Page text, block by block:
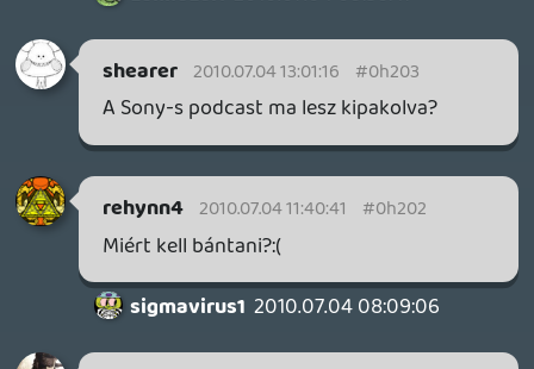
Ganotron 2010.07.03 16:14:32 #0h1zv
persze volt pár dolog amire azt mondtam,
hogy jó lenne, de valahogy mégsem
a zsebemben landol majd.
A robotmajom külön teljesen oké, de így,
hogy belepofázik, rontja a podcast
élményét . Nem jár neki se banán, se
szünetmentes táp.
zolesz2 2010.07.03 13:56:18 #0h1zu